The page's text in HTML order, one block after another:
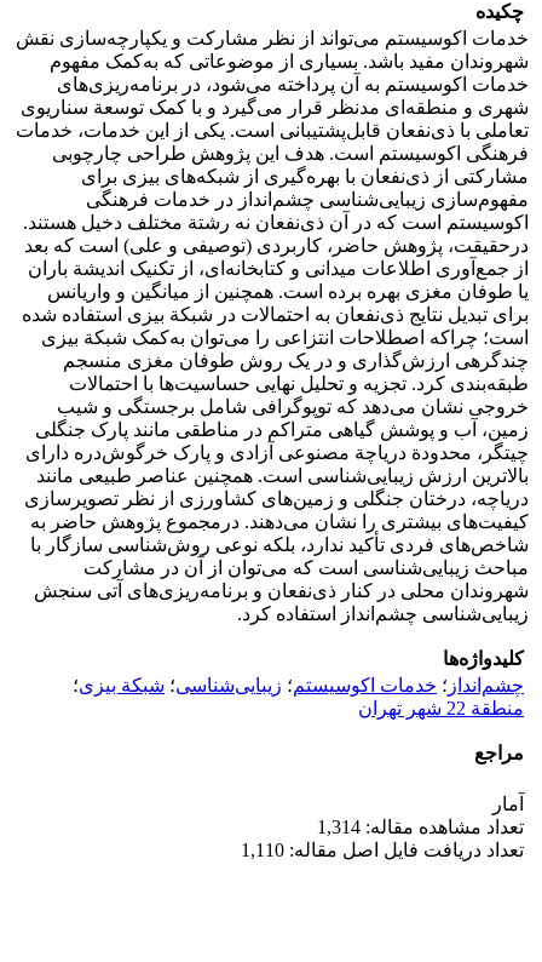
چکیده
خدمات اکوسیستم می‌تواند از نظر مشارکت و یکپارچه‌سازی نقش
شهروندان مفید باشد. بسیاری از موضوعاتی که به‌کمک مفهوم
خدمات اکوسیستم به آن پرداخته می‌شود، در برنامه‌ریزی‌های
شهری و منطقه‌ای مدنظر قرار می‌گیرد و با کمک توسعة سناریوی
تعاملی با ذی‌نفعان قابل‌پشتیبانی است. یکی از این خدمات، خدمات
فرهنگی اکوسیستم است. هدف این پژوهش طراحی چارچوبی
مشارکتی از ذی‌نفعان با بهره‌گیری از شبکه‌های بیزی برای
مفهوم‌سازی زیبایی‌شناسی چشم‌انداز در خدمات فرهنگی
اکوسیستم است که در آن ذی‌نفعان نه رشتة مختلف دخیل هستند.
درحقیقت، پژوهش حاضر، کاربردی (توصیفی و علی) است که بعد
از جمع‌آوری اطلاعات میدانی و کتابخانه‌ای، از تکنیک اندیشة باران
یا طوفان مغزی بهره برده است. همچنین از میانگین و واریانس
برای تبدیل نتایج ذی‌نفعان به احتمالات در شبکة بیزی استفاده شده
است؛ چراکه اصطلاحات انتزاعی را می‌توان به‌کمک شبکة بیزی
چندگرهی ارزش‌گذاری و در یک روش طوفان مغزی منسجم
طبقه‌بندی کرد. تجزیه و تحلیل نهایی حساسیت‌ها با احتمالات
خروجی نشان می‌دهد که توپوگرافی شامل برجستگی و شیب
زمین، آب و پوشش گیاهی متراکم در مناطقی مانند پارک جنگلی
چیتگر، محدودة دریاچة مصنوعی آزادی و پارک خرگوش‌دره دارای
بالاترین ارزش زیبایی‌شناسی است. همچنین عناصر طبیعی مانند
دریاچه، درختان جنگلی و زمین‌های کشاورزی از نظر تصویرسازی
کیفیت‌های بیشتری را نشان می‌دهند. درمجموع پژوهش حاضر به
شاخص‌های فردی تأکید ندارد، بلکه نوعی روش‌شناسی سازگار با
مباحث زیبایی‌شناسی است که می‌توان از آن در مشارکت
شهروندان محلی در کنار ذی‌نفعان و برنامه‌ریزی‌های آتی سنجش
زیبایی‌شناسی چشم‌انداز استفاده کرد.
کلیدواژه‌ها
چشم‌انداز ؛ خدمات اکوسیستم؛ زیبایی‌شناسی؛ شبکة بیزی؛
منطقة 22 شهر تهران
مراجع
آمار
تعداد مشاهده مقاله: 1,314
تعداد دریافت فایل اصل مقاله: 1,110